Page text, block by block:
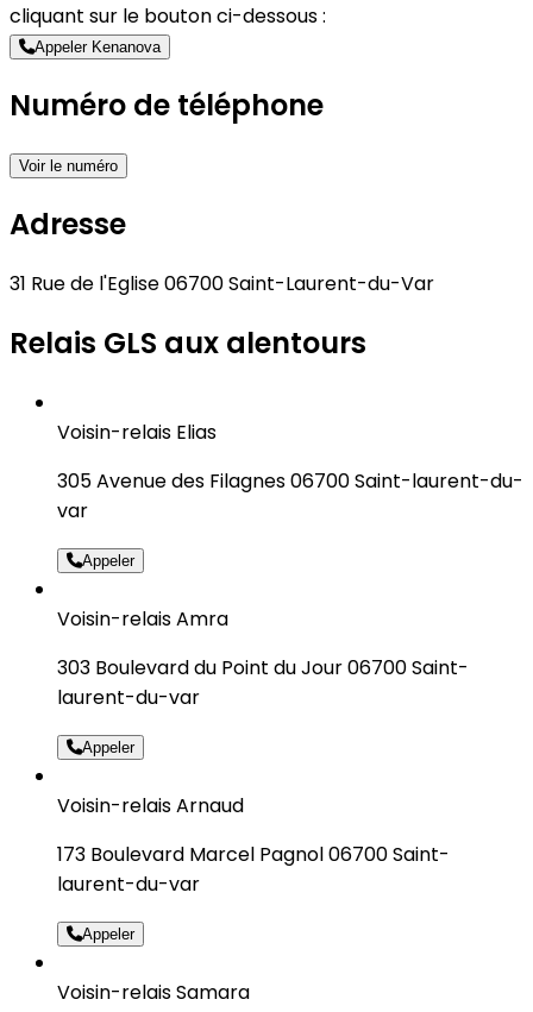
cliquant sur le bouton ci-dessous :
Appeler Kenanova
Numéro de téléphone
Voir le numéro
Adresse
31 Rue de l'Eglise 06700 Saint-Laurent-du-Var
Relais GLS aux alentours
Voisin-relais Elias
305 Avenue des Filagnes 06700 Saint-laurent-du-
var
Appeler
Voisin-relais Amra
303 Boulevard du Point du Jour 06700 Saint-
laurent-du-var
Appeler
Voisin-relais Arnaud
173 Boulevard Marcel Pagnol 06700 Saint-
laurent-du-var
Appeler
Voisin-relais Samara